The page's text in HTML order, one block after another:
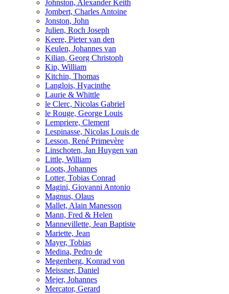
Johnston, Alexander Keith
Jombert, Charles Antoine
Jonston, John
Julien, Roch Joseph
Keere, Pieter van den
Keulen, Johannes van
Kilian, Georg Christoph
Kip, William
Kitchin, Thomas
Langlois, Hyacinthe
Laurie & Whittle
le Clerc, Nicolas Gabriel
le Rouge, George Louis
Lempriere, Clement
Lespinasse, Nicolas Louis de
Lesson, René Primevère
Linschoten, Jan Huygen van
Little, William
Loots, Johannes
Lotter, Tobias Conrad
Magini, Giovanni Antonio
Magnus, Olaus
Mallet, Alain Manesson
Mann, Fred & Helen
Mannevillette, Jean Baptiste
Mariette, Jean
Mayer, Tobias
Medina, Pedro de
Megenberg, Konrad von
Meissner, Daniel
Mejer, Johannes
Mercator, Gerard